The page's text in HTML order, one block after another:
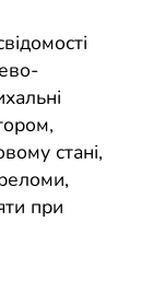
стані,
при